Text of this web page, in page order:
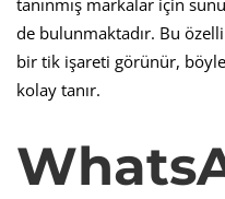
tanınmış markalar için
de bulunmaktadır. Bu
bir tik işareti görünür,
kolay tanır.